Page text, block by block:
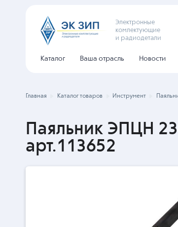
Электронные
комлектующие
и радиодетали
Каталог Ваша отрасль Новости
Главная Каталог товаров Инструмент
Паяльник ЭПЦН
арт.113652